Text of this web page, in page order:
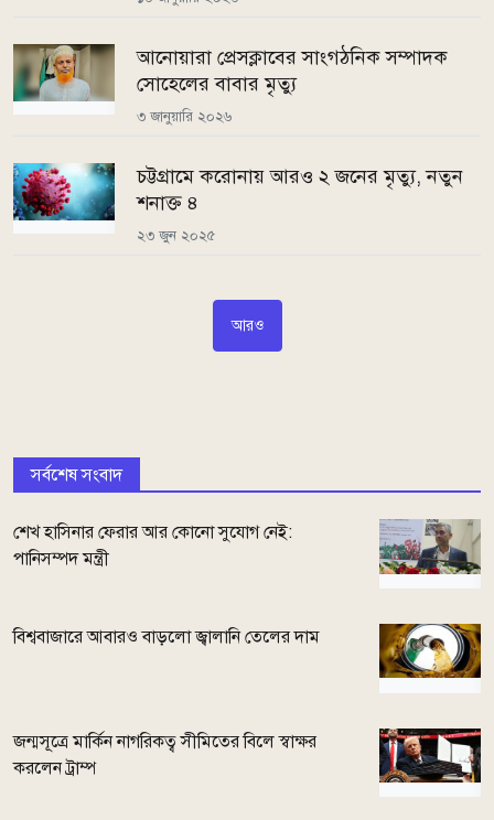
আনোয়ারা প্রেসক্লাবের সাংগঠনিক সম্পাদক
সোহেলের বাবার মৃত্যু
৩ জানুয়ারি ২০২৬
চট্টগ্রামে করোনায় আরও ২ জনের মৃত্যু, নতুন
শনাক্ত ৪
২৩ জুন ২০২৫
আরও
সর্বশেষ সংবাদ
শেখ হাসিনার ফেরার আর কোনো সুযোগ নেই:
পানিসম্পদ মন্ত্রী
বিশ্ববাজারে আবারও বাড়লো জ্বালানি তেলের দাম
জন্মসূত্রে মার্কিন নাগরিকত্ব সীমিতের বিলে স্বাক্ষর
করলেন ট্রাম্প